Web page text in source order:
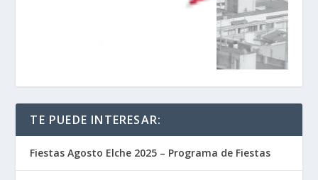
TE PUEDE INTERESAR:
Fiestas Agosto Elche 2025 – Programa de Fiestas